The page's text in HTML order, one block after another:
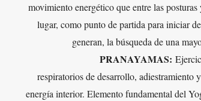
movimiento energético que entre las
lugar, como punto de partida para iniciar
generan, la búsqueda de una
PRANAYAMAS:
respiratorios de desarrollo, adiestramiento
energía interior. Elemento fundamental del